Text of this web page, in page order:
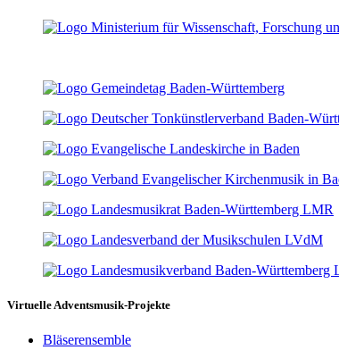
Virtuelle Adventsmusik-Projekte
Bläserensemble